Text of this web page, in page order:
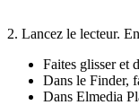
2. Lancez le lecteur.
Faites glisser et
Dans le Finder,
Dans Elmedia